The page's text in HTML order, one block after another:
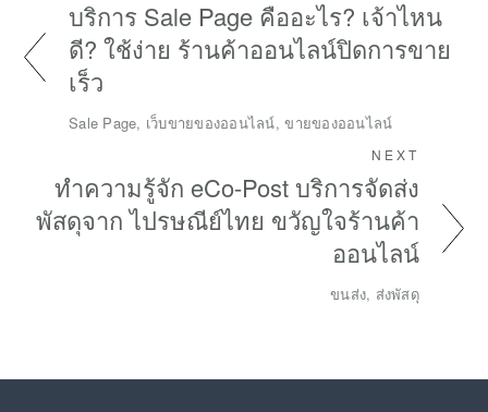
บริการ Sale Page คืออะไร? เจ้าไหน
ดี? ใช้ง่าย ร้านค้าออนไลน์ปิดการขาย
เร็ว
Sale Page, เว็บขายของออนไลน์, ขายของออนไลน์
NEXT
ทำความรู้จัก eCo-Post บริการจัดส่ง
พัสดุจาก ไปรษณีย์ไทย ขวัญใจร้านค้า
ออนไลน์
ขนส่ง, ส่งพัสดุ